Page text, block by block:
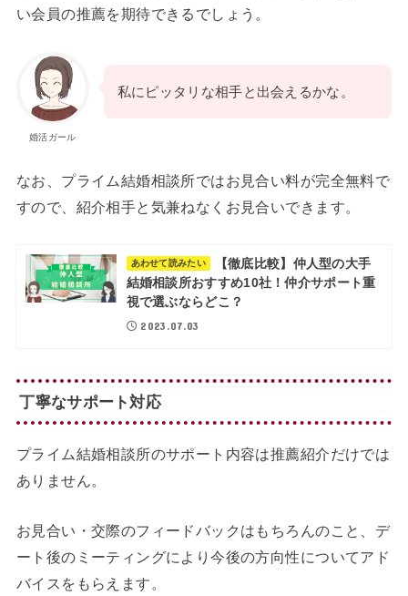
い会員の推薦を期待できるでしょう。
婚活ガール
私にピッタリな相手と出会えるかな。
なお、プライム結婚相談所ではお見合い料が完全無料で
すので、紹介相手と気兼ねなくお見合いできます。
あわせて読みたい
【徹底比較】仲人型の大手
結婚相談所おすすめ10社！仲介サポート重
視で選ぶならどこ？
2023.07.03
丁寧なサポート対応
プライム結婚相談所のサポート内容は推薦紹介だけでは
ありません。
お見合い・交際のフィードバックはもちろんのこと、デ
ート後のミーティングにより今後の方向性についてアド
バイスをもらえます。